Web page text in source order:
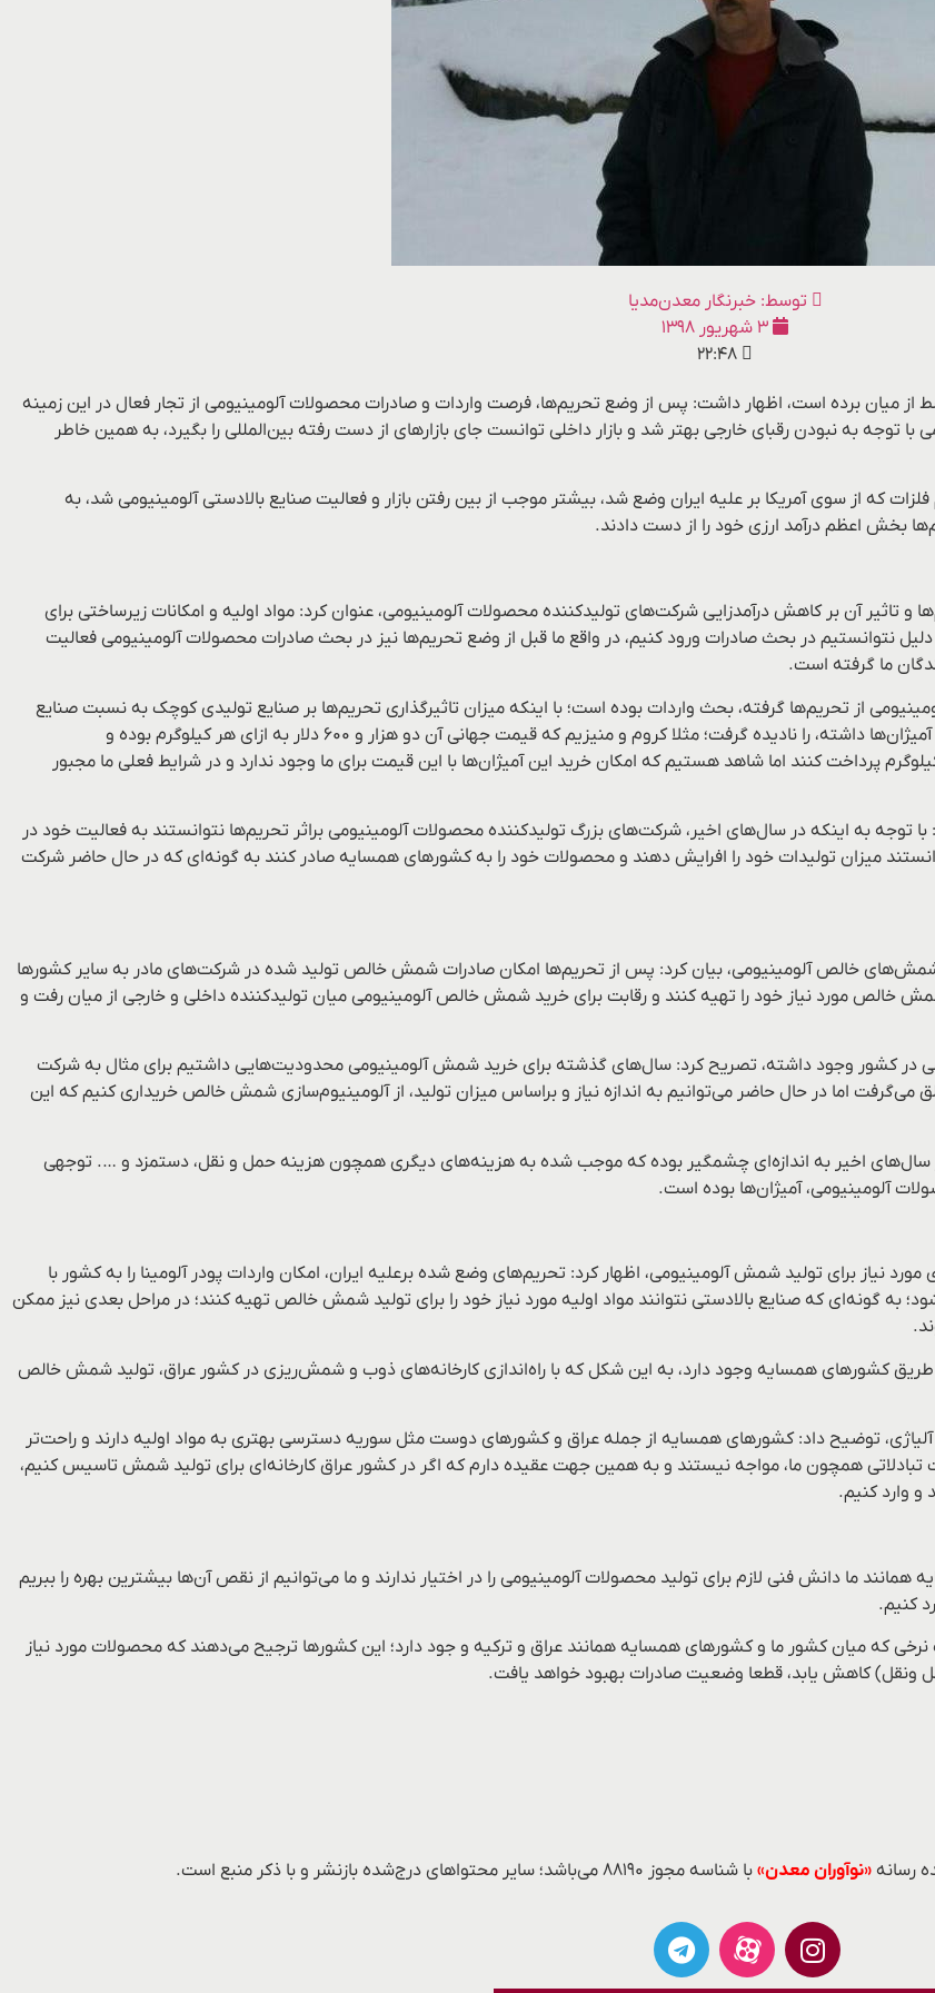
توسط: خبرنگار معدن‌مدیا
۳ شهریور ۱۳۹۸
۲۲:۴۸
از میان برده است، اظهار داشت: پس از وضع تحریم‌ها، فرصت واردات و صادرات محصولات آلومینیومی از تجار فعال در این زمینه
توجه به نبودن رقبای خارجی بهتر شد و بازار داخلی توانست جای بازارهای از دست رفته بین‌المللی را بگیرد، به همین خاطر
فلزات که از سوی آمریکا بر علیه ایران وضع شد، بیشتر موجب از بین رفتن بازار و فعالیت صنایع بالادستی آلومینیومی شد، به
بخش اعظم درآمد ارزی خود را از دست دادند.
مدیرعامل شرکت پگاه آلومینیوم اراک درخصوص منع صادرات در پی وضع تحریم‌ها و تاثیر آن بر کاهش درآمدزایی شرکت‎‌های تولیدکننده محصولات آلومینیومی، عنوان کرد: مواد اولیه و امکانات زیرساختی برای
نتوانستیم در بحث صادرات ورود کنیم، در واقع ما قبل از وضع تحریم‌ها نیز در بحث صادرات محصولات آلومینیومی فعالیت
ما گرفته است.
از تحریم‌ها گرفته، بحث واردات بوده است؛ با اینکه میزان تاثیرگذاری تحریم‌ها بر صنایع تولیدی کوچک به نسبت صنایع
بالادستی نبوده است اما نمی‌توان تاثیر منفی که تحریم‌ها بر تهیه مواد اولیه و آمیژان‌ها داشته، را نادیده گرفت؛ مثلا کروم و منیزیم که قیمت جهانی آن دو هزار و ۶۰۰ دلار به ازای هر کیلوگرم بوده و
در بازار داخلی ۳۵ هزار تومان به ازای هرکیلوگرم پرداخت کنند اما شاهد هستیم که امکان خرید این آمیژان‌ها با این قیمت برای ما وجود ندارد و در شرایط فعلی ما مجبور
توجه به اینکه در سال‌های اخیر، شرکت‌های بزرگ تولیدکننده محصولات آلومینیومی براثر تحریم‌ها نتوانستند به فعالیت خود در
میزان تولیدات خود را افرایش دهند و محصولات خود را به کشورهای همسایه صادر کنند به گونه‌ای که در حال حاضر شرکت
شمش‌های خالص آلومینیومی، بیان کرد: پس از تحریم‌ها امکان صادرات شمش خالص تولید شده در شرکت‌های مادر به سایر کشورها
خالص مورد نیاز خود را تهیه کنند و رقابت برای خرید شمش خالص آلومینیومی میان تولیدکننده داخلی و خارجی از میان رفت و
در کشور وجود داشته، تصریح کرد: سال‌های گذشته برای خرید شمش آلومینیومی محدودیت‌هایی داشتیم برای مثال به شرکت
تولیدی ۵ هزار تن را دارد، ماهیانه ۲۰ تن سهمیه تعلق می‌گرفت اما در حال حاضر می‌توانیم به اندازه نیاز و براساس میزان تولید، از آلومینیوم‌سازی شمش خالص خریداری کنیم که این
اخیر به اندازه‌ای چشمگیر بوده که موجب شده به هزینه‌های دیگری همچون هزینه حمل و نقل، دستمزد و …. توجهی
آلومینیومی، آمیژان‌ها بوده است.
نیاز برای تولید شمش آلومینیومی، اظهار کرد: تحریم‌های وضع شده برعلیه ایران، امکان واردات پودر آلومینا را به کشور با
گونه‌ای که صنایع بالادستی نتوانند مواد اولیه مورد نیاز خود را برای تولید شمش خالص تهیه کنند؛ در مراحل بعدی نیز ممکن
از طریق کشورهای همسایه وجود دارد، به ‌این شکل که با راه‌اندازی کارخانه‌های ذوب و شمش‌ریزی در کشور عراق، تولید شمش خالص
توضیح داد: کشورهای همسایه از جمله عراق و کشورهای دوست مثل سوریه دسترسی بهتری به مواد اولیه دارند و راحت‌تر
تبادلاتی همچون ما، مواجه نیستند و به همین جهت عقیده دارم که اگر در کشور عراق کارخانه‌ای برای تولید شمش تاسیس کنیم،
و وارد کنیم.
ما دانش فنی لازم برای تولید محصولات آلومینیومی را در اختیار ندارند و ما می‌توانیم از نقص آن‌ها بیشترین بهره را ببریم
کنیم.
که میان کشور ما و کشورهای همسایه همانند عراق و ترکیه و جود دارد؛ این کشورها ترجیح می‌دهند که محصولات مورد نیاز
ونقل) کاهش یابد، قطعا وضعیت صادرات بهبود خواهد یافت.
رسانه «نوآوران معدن» با شناسه مجوز ۸۸۱۹۰ می‌باشد؛ سایر محتواهای درج‌شده بازنشر و با ذکر منبع است.